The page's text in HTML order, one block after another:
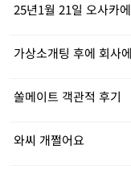
25년1월 21일 오사카
가상소개팅 후에 회사
쏠메이트 객관적 후기
와씨 개쩔어요